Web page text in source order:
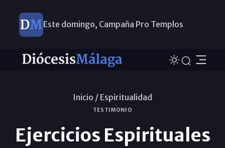
Este domingo, Campaña Pro Templos
Inicio / Espiritualidad
TESTIMONIO
Ejercicios Espirituales